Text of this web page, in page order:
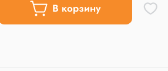
В корзину